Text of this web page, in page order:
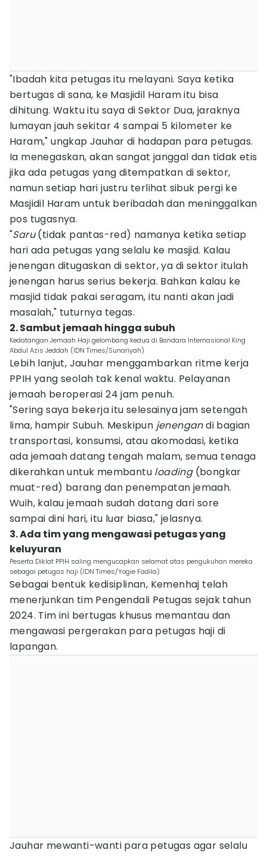
"Ibadah kita petugas itu melayani. Saya ketika
bertugas di sana, ke Masjidil Haram itu bisa
dihitung. Waktu itu saya di Sektor Dua, jaraknya
lumayan jauh sekitar 4 sampai 5 kilometer ke
Haram," ungkap Jauhar di hadapan para petugas.
Ia menegaskan, akan sangat janggal dan tidak etis
jika ada petugas yang ditempatkan di sektor,
namun setiap hari justru terlihat sibuk pergi ke
Masjidil Haram untuk beribadah dan meninggalkan
pos tugasnya.
"Saru(tidak pantas-red) namanya ketika setiap
hari ada petugas yang selalu ke masjid. Kalau
jenengan ditugaskan di sektor, ya di sektor itulah
jenengan harus serius bekerja. Bahkan kalau ke
masjid tidak pakai seragam, itu nanti akan jadi
masalah," tuturnya tegas.
2. Sambut jemaah hingga subuh
Kedatangan Jemaah Haji gelombang kedua di Bandara Internasional King
Abdul Azis Jeddah (IDN Times/Sunariyah)
Lebih lanjut, Jauhar menggambarkan ritme kerja
PPIH yang seolah tak kenal waktu. Pelayanan
jemaah beroperasi 24 jam penuh.
"Sering saya bekerja itu selesainya jam setengah
lima, hampir Subuh. Meskipun jenengandi bagian
transportasi, konsumsi, atau akomodasi, ketika
ada jemaah datang tengah malam, semua tenaga
dikerahkan untuk membantu loading (bongkar
muat-red) barang dan penempatan jemaah.
Wuih, kalau jemaah sudah datang dari sore
sampai dini hari, itu luar biasa," jelasnya.
3. Ada tim yang mengawasi petugas yang
keluyuran
Peserta Diklat PPIH saling mengucapkan selamat atas pengukuhan mereka
sebagai petugas haji (IDN Times/Yogie Fadila)
Sebagai bentuk kedisiplinan, Kemenhaj telah
menerjunkan tim Pengendali Petugas sejak tahun
2024. Tim ini bertugas khusus memantau dan
mengawasi pergerakan para petugas haji di
lapangan.
Jauhar mewanti-wanti para petugas agar selalu